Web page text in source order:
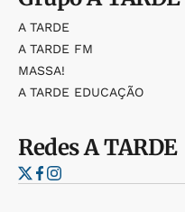
A TARDE
A TARDE FM
MASSA!
A TARDE EDUCAÇÃO
RedesA TARDE